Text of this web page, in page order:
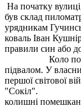
На початку
був склад
урядникам
коваль Іван
правили син
Коло потічка
підвалом. У
першої світової
колишні